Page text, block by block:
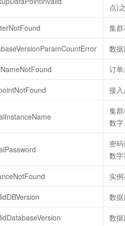
点)
集群
数据
订单
接入
集
数字
密
数
实例
数据
数据